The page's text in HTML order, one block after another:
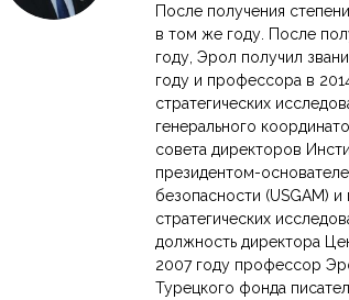
После получения
в том же году. После
году, Эрол получил
году и профессора в
стратегических
генерального
совета директоров
президентом-
безопасности (USGAM)
стратегических
должность директора
2007 году профессор
Турецкого фонда